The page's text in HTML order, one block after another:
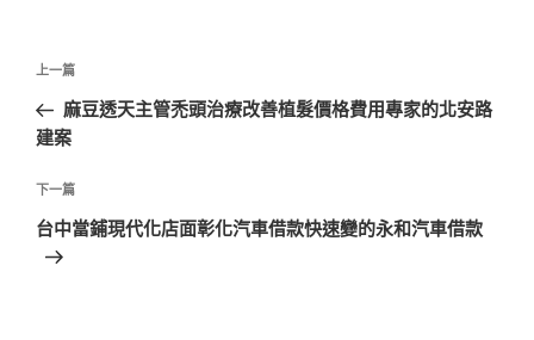
文
導
覽
上
一
篇
章
上一篇
麻豆透天主管禿頭治療改善植髮價格費用專家的北安路
建案
下
一
篇
下一篇
台中當鋪現代化店面彰化汽車借款快速變的永和汽車借款